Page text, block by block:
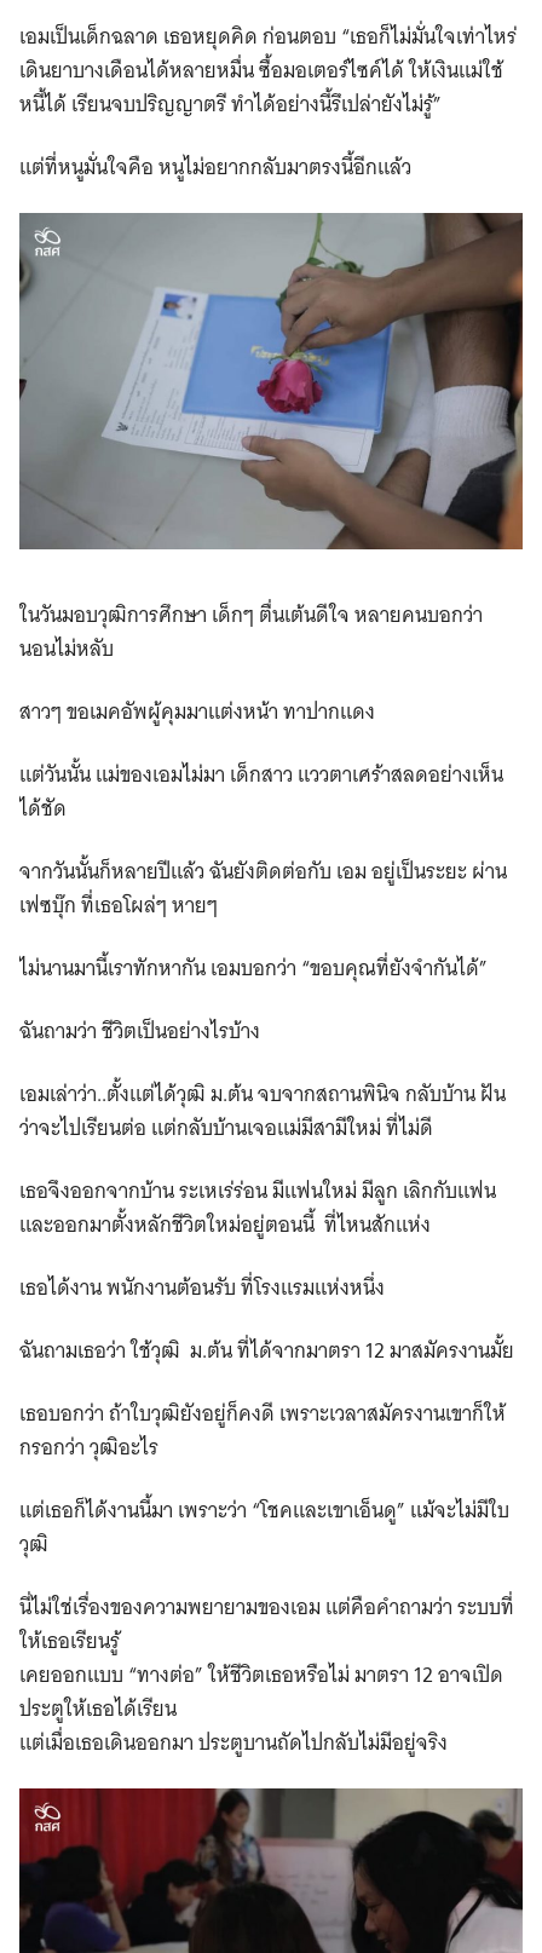
เอมเป็นเด็กฉลาด เธอหยุดคิด ก่อนตอบ “เธอก็ไม่มั่นใจเท่าไหร่
เดินยาบางเดือนได้หลายหมื่น ซื้อมอเตอร์ไซค์ได้ ให้เงินแม่ใช้
หนี้ได้ เรียนจบปริญญาตรี ทำได้อย่างนี้รึเปล่ายังไม่รู้”
แต่ที่หนูมั่นใจคือ หนูไม่อยากกลับมาตรงนี้อีกแล้ว
ในวันมอบวุฒิการศึกษา เด็กๆ ตื่นเต้นดีใจ หลายคนบอกว่า
นอนไม่หลับ
สาวๆ ขอเมคอัพผู้คุมมาแต่งหน้า ทาปากแดง
แต่วันนั้น แม่ของเอมไม่มา เด็กสาว แววตาเศร้าสลดอย่างเห็น
ได้ชัด
จากวันนั้นก็หลายปีแล้ว ฉันยังติดต่อกับ เอม อยู่เป็นระยะ ผ่าน
เฟซบุ๊ก ที่เธอโผล่ๆ หายๆ
ไม่นานมานี้เราทักหากัน เอมบอกว่า “ขอบคุณที่ยังจำกันได้”
ฉันถามว่า ชีวิตเป็นอย่างไรบ้าง
เอมเล่าว่า..ตั้งแต่ได้วุฒิ ม.ต้น จบจากสถานพินิจ กลับบ้าน ฝัน
ว่าจะไปเรียนต่อ แต่กลับบ้านเจอแม่มีสามีใหม่ ที่ไม่ดี
เธอจึงออกจากบ้าน ระเหเร่ร่อน มีแฟนใหม่ มีลูก เลิกกับแฟน
และออกมาตั้งหลักชีวิตใหม่อยู่ตอนนี้ ที่ไหนสักแห่ง
เธอได้งาน พนักงานต้อนรับ ที่โรงแรมแห่งหนึ่ง
ฉันถามเธอว่า ใช้วุฒิ ม.ต้น ที่ได้จากมาตรา 12 มาสมัครงานมั้ย
เธอบอกว่า ถ้าใบวุฒิยังอยู่ก็คงดี เพราะเวลาสมัครงานเขาก็ให้
กรอกว่า วุฒิอะไร
แต่เธอก็ได้งานนี้มา เพราะว่า “โชคและเขาเอ็นดู” แม้จะไม่มีใบ
วุฒิ
นี่ไม่ใช่เรื่องของความพยายามของเอม แต่คือคำถามว่า ระบบที่
ให้เธอเรียนรู้
เคยออกแบบ “ทางต่อ” ให้ชีวิตเธอหรือไม่ มาตรา 12 อาจเปิด
ประตูให้เธอได้เรียน
แต่เมื่อเธอเดินออกมา ประตูบานถัดไปกลับไม่มีอยู่จริง